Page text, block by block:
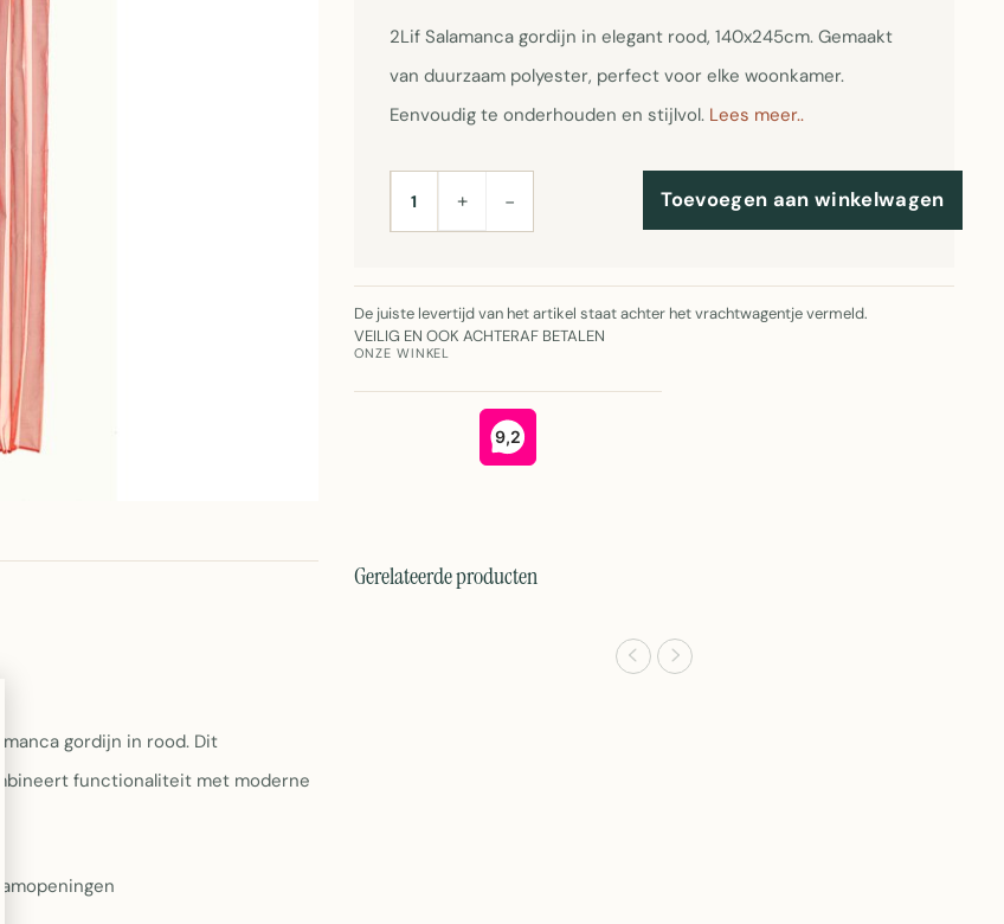
2Lif Salamanca gordijn in elegant rood, 140x245cm. Gemaakt
van duurzaam polyester, perfect voor elke woonkamer.
Eenvoudig te onderhouden en stijlvol. Lees meer..
AANTAL+ − Toevoegen aan winkelwagen
De juiste levertijd van het artikel staat achter het vrachtwagentje vermeld.
VEILIG EN OOK ACHTERAF BETALEN
ONZE WINKEL
gordijn in rood. Dit
functionaliteit met moderne
Gerelateerde producten